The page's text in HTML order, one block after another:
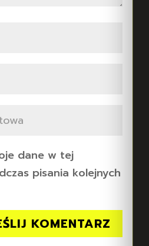
dane w tej
pisania kolejnych